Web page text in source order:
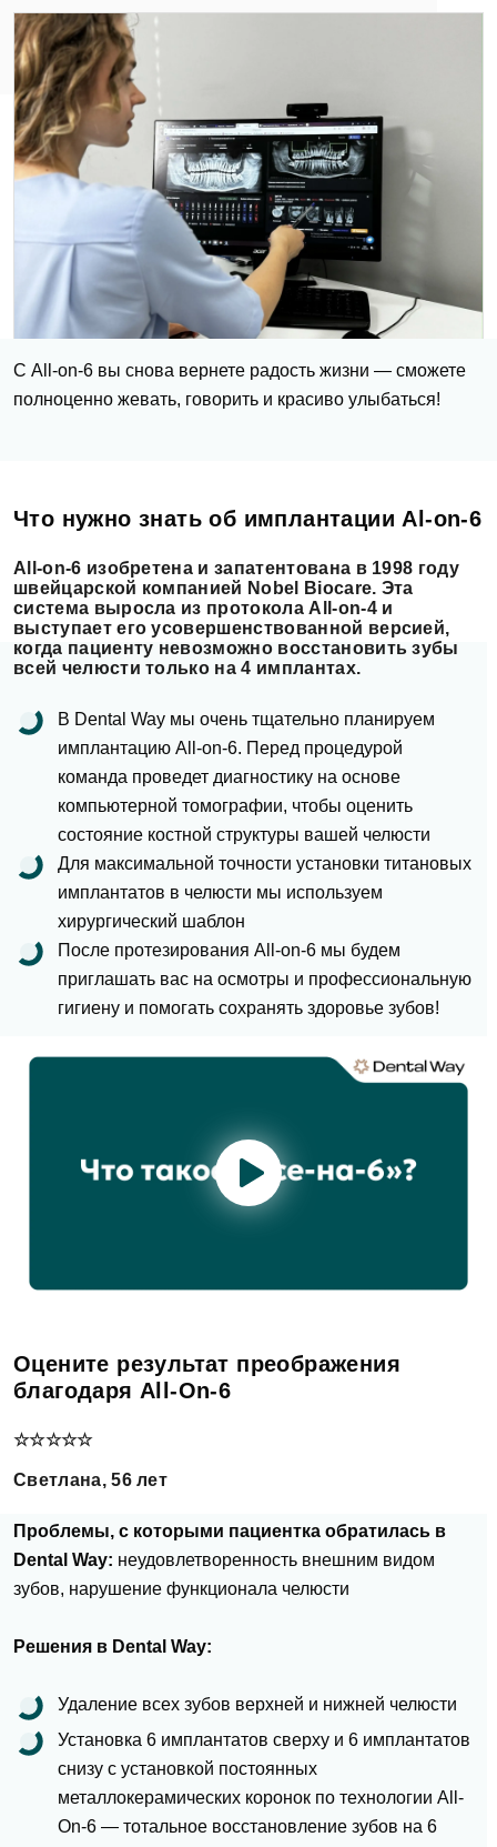
С All-on-6 вы снова вернете радость жизни — сможете
полноценно жевать, говорить и красиво улыбаться!
Что нужно знать об имплантации Al-on-6
All-on-6 изобретена и запатентована в 1998 году
швейцарской компанией Nobel Biocare. Эта
система выросла из протокола All-on-4 и
выступает его усовершенствованной версией,
когда пациенту невозможно восстановить зубы
всей челюсти только на 4 имплантах.
В Dental Way мы очень тщательно планируем
имплантацию All-on-6. Перед процедурой
команда проведет диагностику на основе
компьютерной томографии, чтобы оценить
состояние костной структуры вашей челюсти
Для максимальной точности установки титановых
имплантатов в челюсти мы используем
хирургический шаблон
После протезирования All-on-6 мы будем
приглашать вас на осмотры и профессиональную
гигиену и помогать сохранять здоровье зубов!
Оцените результат преображения
благодаря All-On-6
☆☆☆☆☆
Светлана, 56 лет
Проблемы, с которыми пациентка обратилась в
Dental Way: неудовлетворенность внешним видом
зубов, нарушение функционала челюсти
Решения в Dental Way:
Удаление всех зубов верхней и нижней челюсти
Установка 6 имплантатов сверху и 6 имплантатов
снизу с установкой постоянных
металлокерамических коронок по технологии All-
On-6 — тотальное восстановление зубов на 6